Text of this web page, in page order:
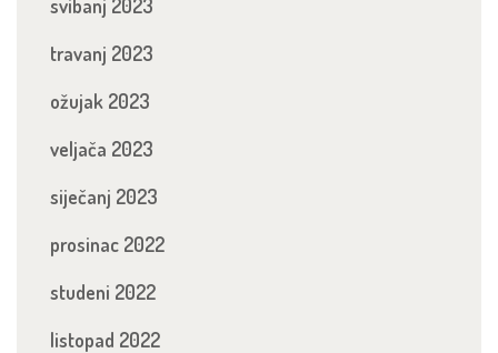
svibanj 2023
travanj 2023
ožujak 2023
veljača 2023
siječanj 2023
prosinac 2022
studeni 2022
listopad 2022